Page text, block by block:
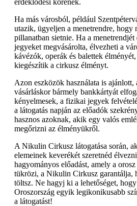
érdeklődési körének.
Ha más városból, például
utazik, ügyeljen a menetrendre, hogy
pillanatban sietnie. Ha a menetrendjét
jegyeket megvásárolta, élvezheti a
kávézók, operák és balettek
kiegészítik a cirkusz élményt.
Azon eszközök használata is
vásárláskor bármely bankkártyát
kényelmesek, a fizikai jegyek
a látogatás napján az előadók
hasznos azoknak, akik egy valós
megőrizni az élményükről.
A Nikulin Cirkusz látogatása során,
elemeinek keverékét szeretnéd
hagyományos előadást, amely a
tükrözi, a Nikulin Cirkusz garantálja,
töltsz. Ne hagyj ki a lehetőséget, hogy
Oroszország egyik legikonikusabb
a látogatást!